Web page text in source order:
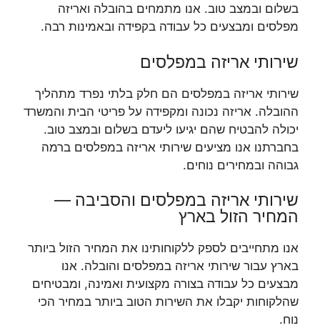
בשלום ובמצב טוב. אנו מתמחים בהובלה ואריזה
מפלסים ומבצעים כל עבודה בקפידה ובאמינות רבה.
שירותי אריזה במפלסים
שירותי אריזה במפלסים הם חלק בלתי נפרד מתהליך
ההובלה. אריזה נכונה ומקפידה על פריטי הבית והמשרד
יכולה להבטיח שהם יגיעו ליעדם בשלום ובמצב טוב.
בחברתנו אנו מציעים שירותי אריזה במפלסים ברמה
גבוהה ובמחירים נוחים.
שירותי אריזה במפלסים והסביבה —
המחיר הזול בארץ
אנו מתחייבים לספק ללקוחותינו את המחיר הזול ביותר
בארץ עבור שירותי אריזה במפלסים והובלה. אנו
מבצעים כל עבודה בצורה מקצועית ואמינה, ומבטיחים
שהלקוחות יקבלו את השירות הטוב ביותר במחיר הכי
נוח.